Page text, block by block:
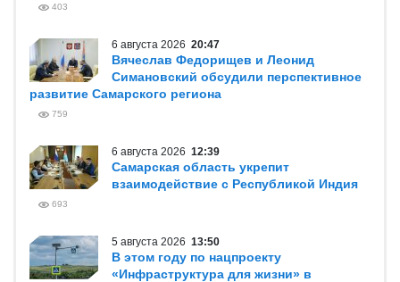
403
6 августа 2026 20:47
Вячеслав Федорищев и Леонид
Симановский обсудили перспективное
развитие Самарского региона
759
6 августа 2026 12:39
Самарская область укрепит
взаимодействие с Республикой Индия
693
5 августа 2026 13:50
В этом году по нацпроекту
«Инфраструктура для жизни» в